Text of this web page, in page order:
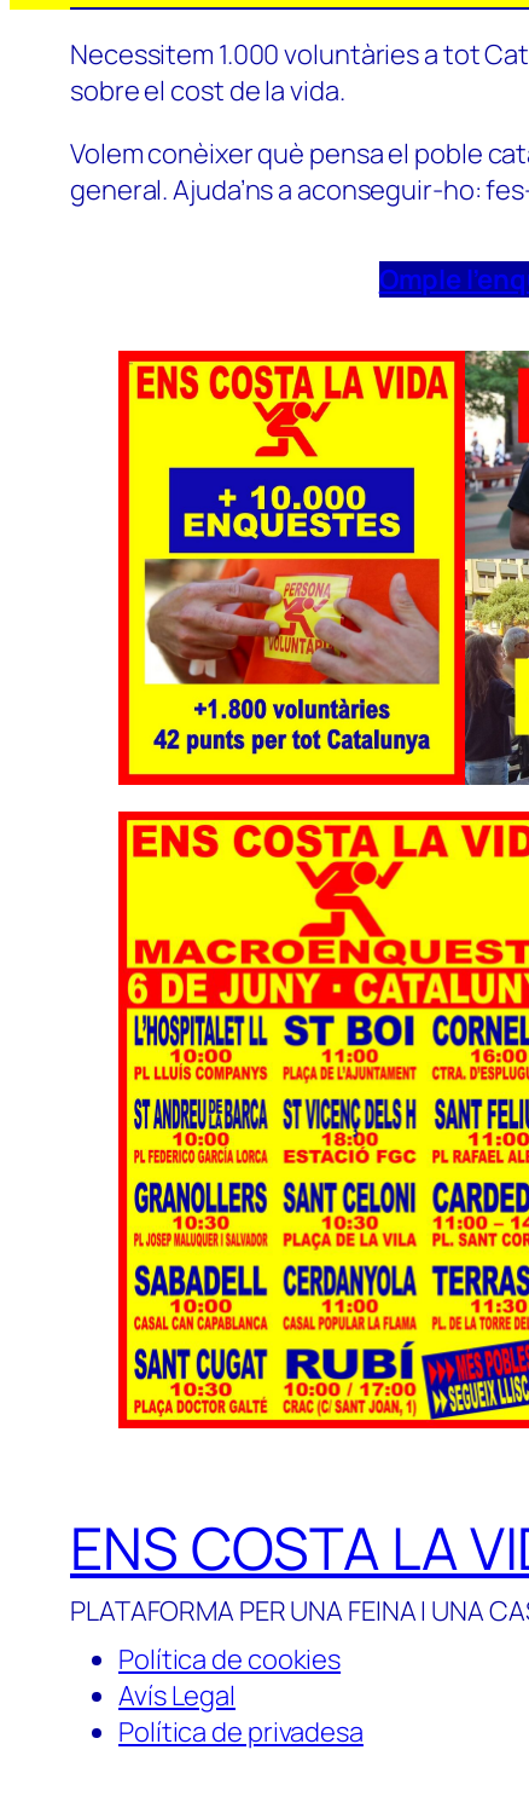
Necessitem 1.000 voluntàries a tot
sobre el cost de la vida.
Volem conèixer què pensa el poble
general. Ajuda’ns a aconseguir-ho:
Omple
ENS COSTA LA
PLATAFORMA PER UNA FEINA I UNA
Política de cookies
Avís Legal
Política de privadesa